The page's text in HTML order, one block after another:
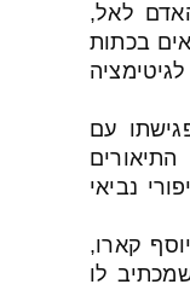
לאל,
בכתות
עם
נביאי
קארו,
לו